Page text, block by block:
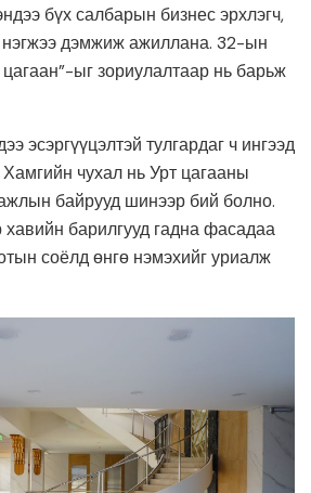
бүх салбарын бизнес эрхлэгч,
дэмжиж ажиллана. 32-ын
цагаан”-ыг зориулалтаар нь барьж
эсэргүүцэлтэй тулгардаг ч ингээд
чухал нь Урт цагааны
байрууд шинээр бий болно.
барилгууд гадна фасадаа
соёлд өнгө нэмэхийг уриалж